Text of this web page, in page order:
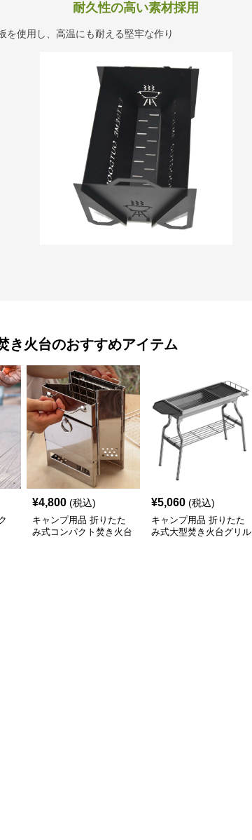
耐久性の高い素材採用
を使用し、高温にも耐える堅牢な作り
き火台のおすすめアイテム
¥4,800 (税込)
キャンプ用品 折りたた
み式コンパクト焚き火台
¥5,060 (税込)
キャンプ用品 折りたた
み式大型焚き火台グリル